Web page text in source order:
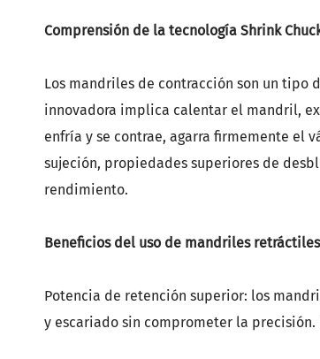
Comprensión de la tecnología Shrink
Los mandriles de contracción son un tipo
innovadora implica calentar el mandril,
enfría y se contrae, agarra firmemente el
sujeción, propiedades superiores de
rendimiento.
Beneficios del uso de mandriles
Potencia de retención superior: los
y escariado sin comprometer la precisión.